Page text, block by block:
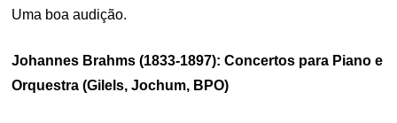
Uma boa audição.
Johannes Brahms (1833-1897): Concertos para Piano e
Orquestra (Gilels, Jochum, BPO)